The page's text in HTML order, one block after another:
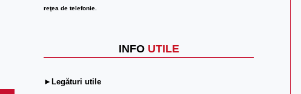
reţea de telefonie.
INFO UTILE
►Legături utile